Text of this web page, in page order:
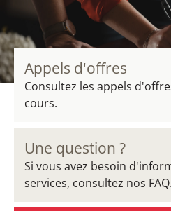
Appels d'offres
Consultez les appels
cours.
Une question ?
Si vous avez besoin
services, consultez nos FAQ.